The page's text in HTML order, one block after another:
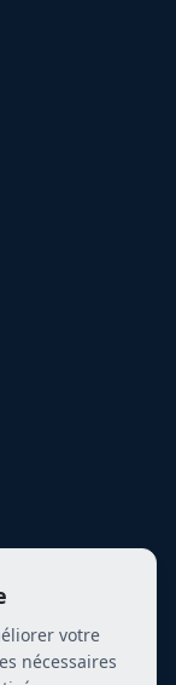
votre
nécessaires